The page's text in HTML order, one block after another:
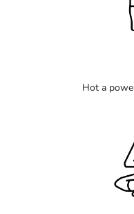
Hot a